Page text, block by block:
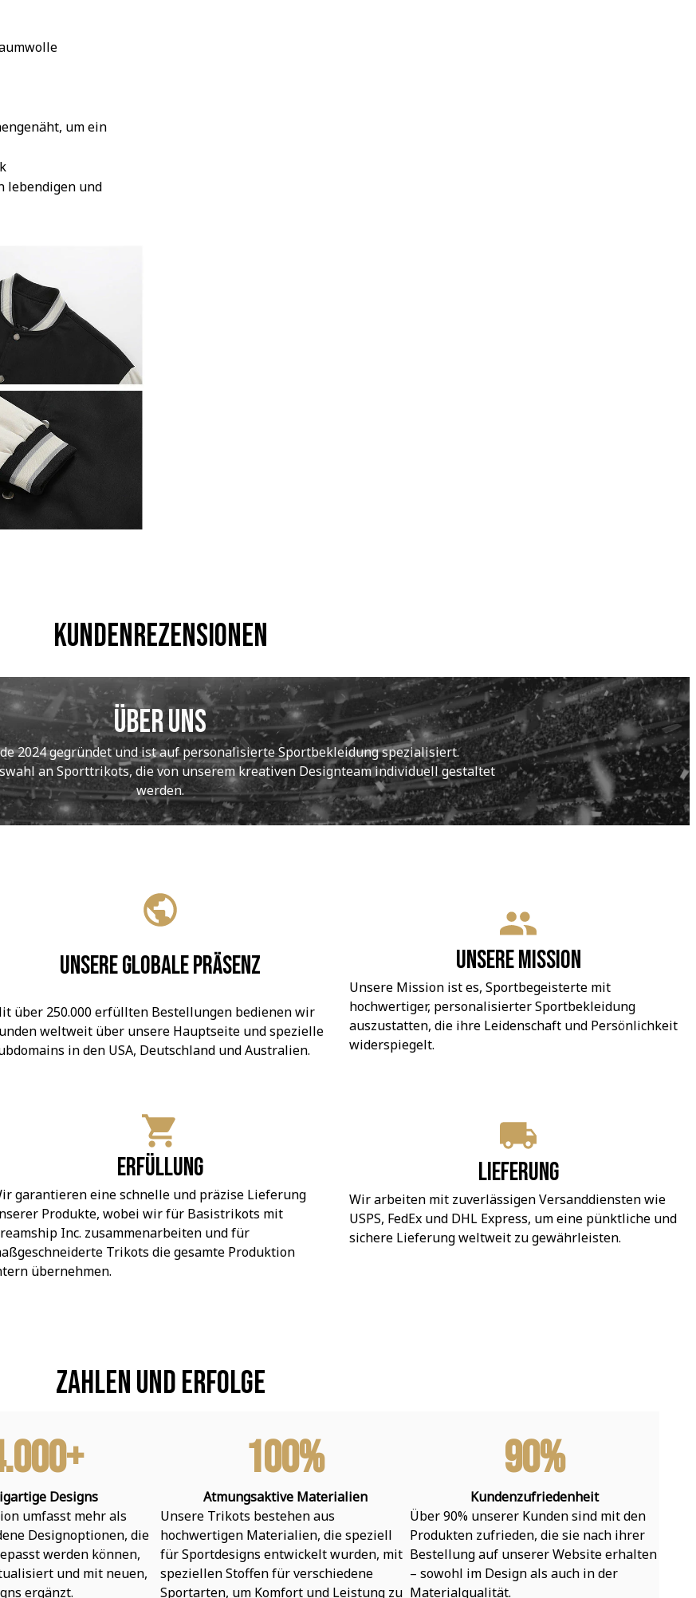
um ein
lebendigen und
Kundenrezensionen
Über uns
2024 gegründet und ist auf personalisierte Sportbekleidung spezialisiert.
an Sporttrikots, die von unserem kreativen Designteam individuell gestaltet
werden.
Unsere globale Präsenz
über 250.000 erfüllten Bestellungen bedienen wir
weltweit über unsere Hauptseite und spezielle
in den USA, Deutschland und Australien.
Erfüllung
garantieren eine schnelle und präzise Lieferung
Produkte, wobei wir für Basistrikots mit
Inc. zusammenarbeiten und für
Trikots die gesamte Produktion
übernehmen.
Unsere Mission
Unsere Mission ist es, Sportbegeisterte mit
hochwertiger, personalisierter Sportbekleidung
auszustatten, die ihre Leidenschaft und Persönlichkeit
widerspiegelt.
Lieferung
Wir arbeiten mit zuverlässigen Versanddiensten wie
USPS, FedEx und DHL Express, um eine pünktliche und
sichere Lieferung weltweit zu gewährleisten.
Zahlen und Erfolge
Designs
umfasst mehr als
Designoptionen, die
werden können,
und mit neuen,
ergänzt.
100%
Atmungsaktive Materialien
Unsere Trikots bestehen aus
hochwertigen Materialien, die speziell
für Sportdesigns entwickelt wurden, mit
speziellen Stoffen für verschiedene
Sportarten, um Komfort und Leistung zu
90%
Kundenzufriedenheit
Über 90% unserer Kunden sind mit den
Produkten zufrieden, die sie nach ihrer
Bestellung auf unserer Website erhalten
– sowohl im Design als auch in der
Materialqualität.